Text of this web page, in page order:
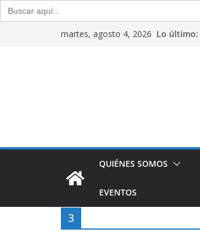
Buscar:
martes, agosto 4, 2026 Lo último:
QUIÉNES SOMOS
EVENTOS
3